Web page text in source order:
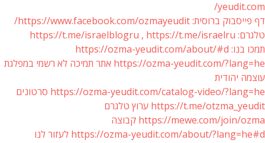
yeudit.com/
דף פייסבוק ברוסית: https://www.facebook.com/ozmayeudit/
טלגרם: https://t.me/israelblogru , https://t.me/israelru
תמכו בנו: https://ozma-yeudit.com/about/#d
https://ozma-yeudit.com/?lang=he אתר תמיכה לא רשמי במפלגת
עוצמה יהודית
https://ozma-yeudit.com/catalog-video/?lang=he סרטונים
https://t.me/otzma_yeudit ערוץ טלגרם
https://mewe.com/join/ozma קבוצה
https://ozma-yeudit.com/about/?lang=he#d לעזור לנו